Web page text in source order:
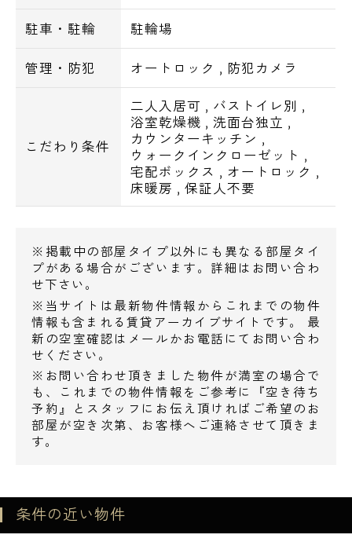
駐車場、バイク置場も完備しています。
★*:.。.:*゜*:.。.:*゜*:.。.:*゜*:.。.:*゜
■コンビニ・飲食
サンクス東中延一丁目店 徒歩1分
ファミリーマート 品川平塚一丁目店 徒歩3
オーケー戸越店 徒歩3分
松屋 戸越銀座店 徒歩7分
ミニストップ戸越駅前店 徒歩6分
ローソン Ｌ＿戸越四丁目 徒歩4分
オーケーストア 戸越店 徒歩3分
マクドナルド 戸越銀座店 徒歩7分
セブンイレブン品川戸越１丁目店 徒歩8分
■学校
駐車・駐輪 駐輪場
管理・防犯 オートロック , 防犯カメラ
こだわり条件
二人入居可 , バストイレ別 ,
浴室乾燥機 ,洗面台独立 ,
カウンターキッチン ,
ウォークインクローゼット ,
宅配ボックス , オートロック ,
床暖房 ,保証人不要
※掲載中の部屋タイプ以外にも異なる部屋タイ
プがある場合がございます。詳細はお問い合わ
せ下さい。
※当サイトは最新物件情報からこれまでの物件
情報も含まれる賃貸アーカイブサイトです。 最
新の空室確認はメールかお電話にてお問い合わ
せください。
※お問い合わせ頂きました物件が満室の場合で
も、これまでの物件情報をご参考に『空き待ち
予約』とスタッフにお伝え頂ければご希望のお
部屋が空き次第、お客様へご連絡させて頂きま
す。
条件の近い物件